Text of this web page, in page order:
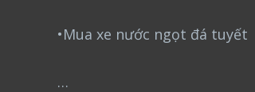
•Mua xe nước ngọt đá tuyết
…